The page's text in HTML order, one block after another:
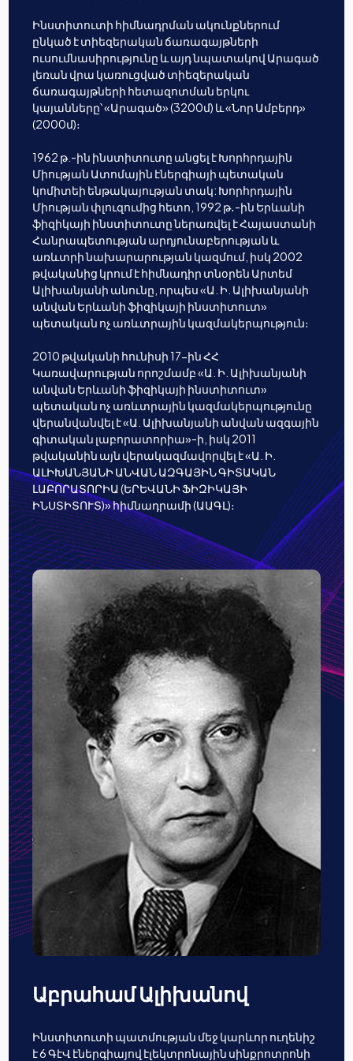
Ինստիտուտի հիմնադրման ակունքներում
ընկած է տիեզերական ճառագայթների
ուսումնասիրությունը և այդ նպատակով Արագած
լեռան վրա կառուցված տիեզերական
ճառագայթների հետազոտման երկու
կայանները՝ «Արագած» (3200մ) և «Նոր Ամբերդ»
(2000մ)։
1962 թ.-ին ինստիտուտը անցել է Խորհրդային
Միության Ատոմային էներգիայի պետական
կոմիտեի ենթակայության տակ: Խորհրդային
Միության փլուզումից հետո, 1992 թ․-ին Երևանի
ֆիզիկայի ինստիտուտը ներառվել է Հայաստանի
Հանրապետության արդյունաբերության և
առևտրի նախարարության կազմում, իսկ 2002
թվականից կրում է հիմնադիր տնօրեն Արտեմ
Ալիխանյանի անունը, որպես «Ա. Ի. Ալիխանյանի
անվան Երևանի ֆիզիկայի ինստիտուտ»
պետական ոչ առևտրային կազմակերպություն։
2010 թվականի հունիսի 17-ին ՀՀ
Կառավարության որոշմամբ «Ա. Ի. Ալիխանյանի
անվան Երևանի ֆիզիկայի ինստիտուտ»
պետական ոչ առևտրային կազմակերպությունը
վերանվանվել է «Ա. Ալիխանյանի անվան ազգային
գիտական լաբորատորիա»-ի, իսկ 2011
թվականին այն վերակազմավորվել է «Ա. Ի.
ԱԼԻԽԱՆՅԱՆԻ ԱՆՎԱՆ ԱԶԳԱՅԻՆ ԳԻՏԱԿԱՆ
ԼԱԲՈՐԱՏՈՐԻԱ (ԵՐԵՎԱՆԻ ՖԻԶԻԿԱՅԻ
ԻՆՍՏԻՏՈՒՏ)» հիմնադրամի (ԱԱԳԼ)։
Աբրահամ Ալիխանով
Ինստիտուտի պատմության մեջ կարևոր ուղենիշ
է 6 ԳէՎ էներգիայով էլեկտրոնային սինքրոտրոնի